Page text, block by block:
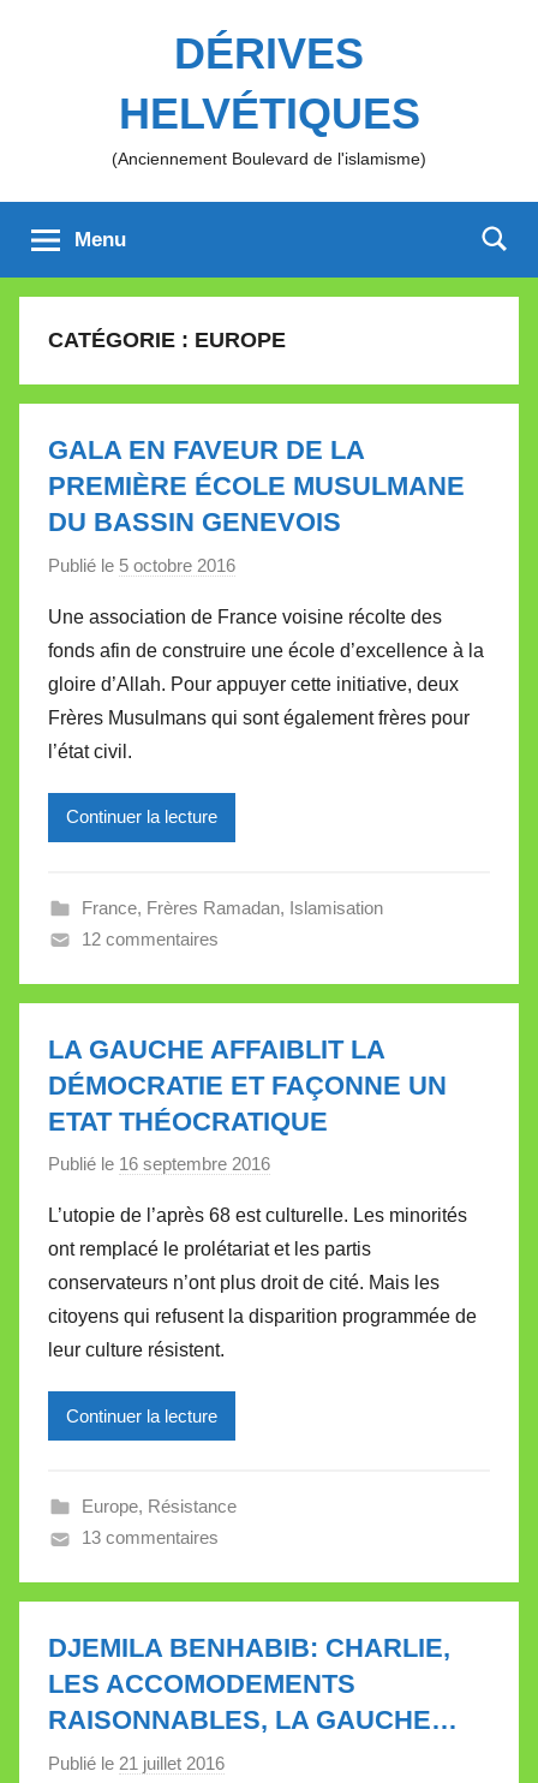
DÉRIVES
HELVÉTIQUES
(Anciennement Boulevard de l'islamisme)
Menu
CATÉGORIE : EUROPE
GALA EN FAVEUR DE LA
PREMIÈRE ÉCOLE MUSULMANE
DU BASSIN GENEVOIS
Publié le 5 octobre 2016
r
M
i
r
V
l
t
e
Une association de France voisine récolte des
fonds afin de construire une école d’excellence à la
gloire d’Allah. Pour appuyer cette initiative, deux
Frères Musulmans qui sont également frères pour
l’état civil.
Continuer la lecture
France, Frères Ramadan, Islamisation
12 commentaires
LA GAUCHE AFFAIBLIT LA
DÉMOCRATIE ET FAÇONNE UN
ETAT THÉOCRATIQUE
Publié le 16 septembre 2016
r
M
i
r
l
t
t
e
L’utopie de l’après 68 est culturelle. Les minorités
ont remplacé le prolétariat et les partis
conservateurs n’ont plus droit de cité. Mais les
citoyens qui refusent la disparition programmée de
leur culture résistent.
Continuer la lecture
Europe, Résistance
13 commentaires
DJEMILA BENHABIB: CHARLIE,
LES ACCOMODEMENTS
RAISONNABLES, LA GAUCHE…
Publié le 21 juillet 2016